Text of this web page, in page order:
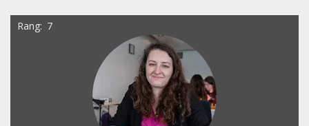
Rang 7